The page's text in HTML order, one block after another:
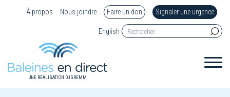
À propos Nous joindre Faire un don Signaler une urgence
English
UNE RÉALISATION DU GREMM